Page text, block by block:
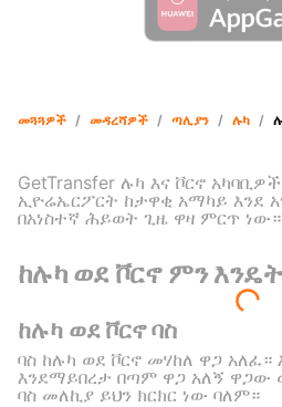
መጓጓዎች / መዳረሻዎች / ጣሊያን / ሉካ /
GetTransfer ሉካ እና ቮርኖ
ኢዮሬኤርፖርት ከታዋቂ አማካይ እንደ
በአነስተኛ ሕይወት ጊዜ ዋዛ ምርጥ ነው።
ከሉካ ወደ ቮርኖ ምን
ከሉካ ወደ ቮርኖ ባስ
ባስ ከሉካ ወደ ቮርኖ መሃከለ ዋጋ አለፈ።
እንደማይበረታ በጣም ዋጋ አለኝ ዋጋው
ባስ መለኪያ ይህን ክርክር ነው ባለም።